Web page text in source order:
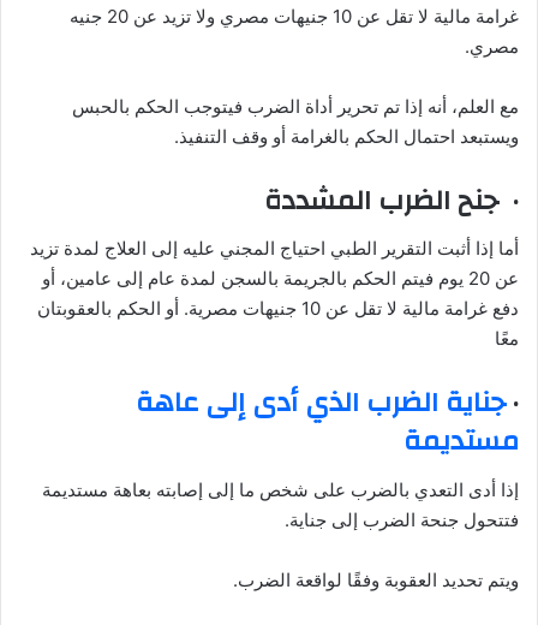
غرامة مالية لا تقل عن 10 جنيهات مصري ولا تزيد عن 20 جنيه
مصري.
مع العلم، أنه إذا تم تحرير أداة الضرب فيتوجب الحكم بالحبس
ويستبعد احتمال الحكم بالغرامة أو وقف التنفيذ.
· جنح الضرب المشددة
أما إذا أثبت التقرير الطبي احتياج المجني عليه إلى العلاج لمدة تزيد
عن 20 يوم فيتم الحكم بالجريمة بالسجن لمدة عام إلى عامين، أو
دفع غرامة مالية لا تقل عن 10 جنيهات مصرية. أو الحكم بالعقوبتان
معًا
·جناية الضرب الذي أدى إلى عاهة
مستديمة
إذا أدى التعدي بالضرب على شخص ما إلى إصابته بعاهة مستديمة
فتتحول جنحة الضرب إلى جناية.
ويتم تحديد العقوبة وفقًا لواقعة الضرب.